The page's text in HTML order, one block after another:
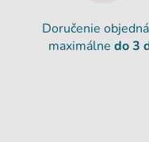
Doručenie
maximálne do 3